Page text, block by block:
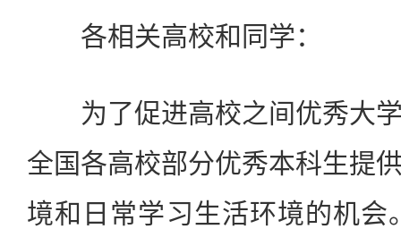
各相关高校和同学：
为了促进高校之间优秀大学
全国各高校部分优秀本科生提
境和日常学习生活环境的机会